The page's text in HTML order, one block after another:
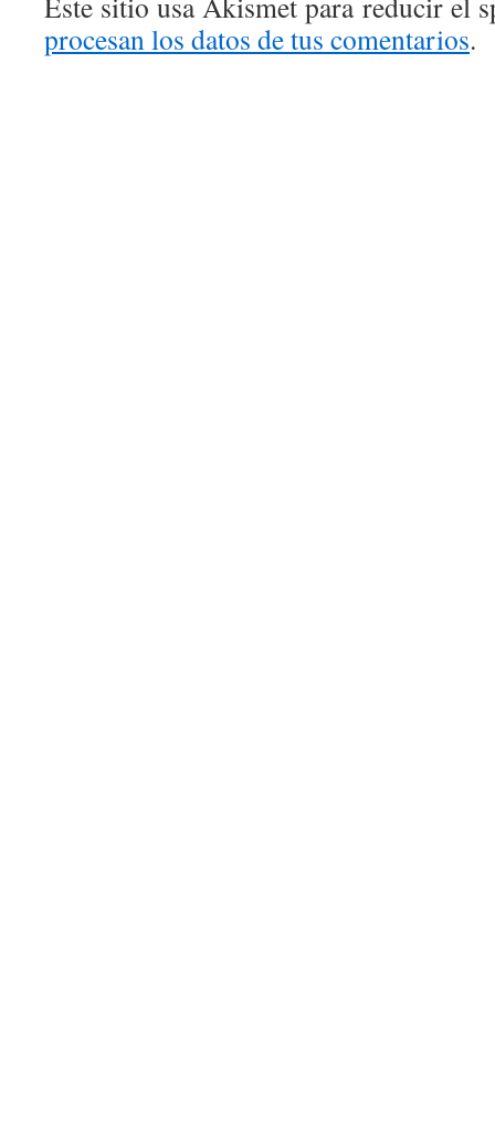
procesan los datos de tus comentarios.